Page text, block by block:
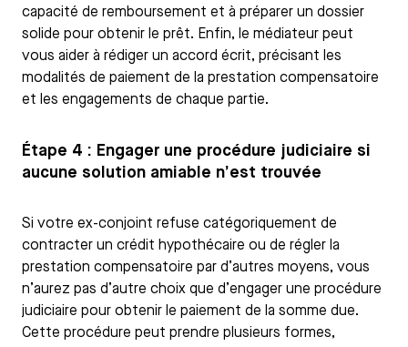
capacité de remboursement et à préparer un dossier
solide pour obtenir le prêt. Enfin, le médiateur peut
vous aider à rédiger un accord écrit, précisant les
modalités de paiement de la prestation compensatoire
et les engagements de chaque partie.
Étape 4 : Engager une procédure judiciaire si
aucune solution amiable n’est trouvée
Si votre ex-conjoint refuse catégoriquement de
contracter un crédit hypothécaire ou de régler la
prestation compensatoire par d’autres moyens, vous
n’aurez pas d’autre choix que d’engager une procédure
judiciaire pour obtenir le paiement de la somme due.
Cette procédure peut prendre plusieurs formes,